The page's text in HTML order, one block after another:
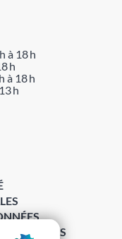
à 18 h
h
à 18 h
h
COOKIES